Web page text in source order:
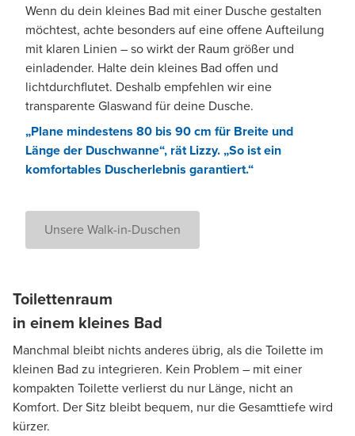
Wenn du dein kleines Bad mit einer Dusche gestalten
möchtest, achte besonders auf eine offene Aufteilung
mit klaren Linien – so wirkt der Raum größer und
einladender. Halte dein kleines Bad offen und
lichtdurchflutet. Deshalb empfehlen wir eine
transparente Glaswand für deine Dusche.
„Plane mindestens 80 bis 90 cm für Breite und
Länge der Duschwanne“, rät Lizzy. „So ist ein
komfortables Duscherlebnis garantiert.“
Unsere Walk-in-Duschen
Toilettenraum
in einem kleines Bad
Manchmal bleibt nichts anderes übrig, als die Toilette im
kleinen Bad zu integrieren. Kein Problem – mit einer
kompakten Toilette verlierst du nur Länge, nicht an
Komfort. Der Sitz bleibt bequem, nur die Gesamttiefe wird
kürzer.